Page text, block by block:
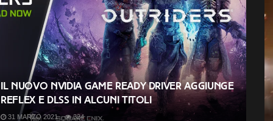
Il nuovo NVIDIA Game Ready Driver aggiunge
Reflex e DLSS in alcuni titoli
31 MARZO 2021 324